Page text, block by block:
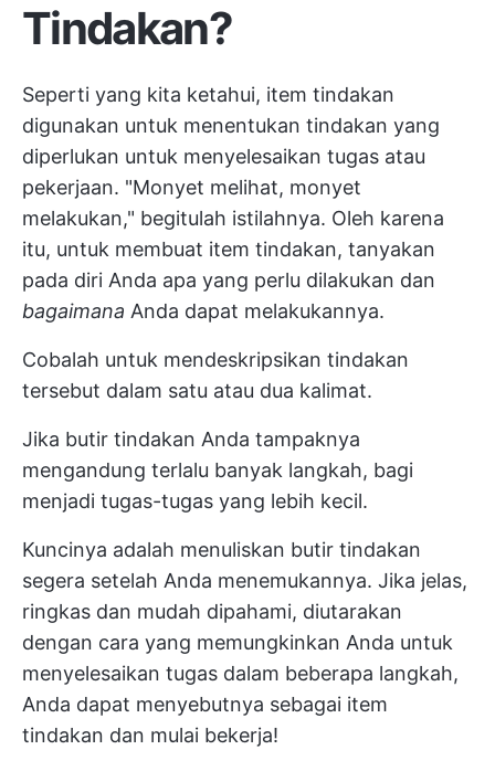
Tindakan?
Seperti yang kita ketahui, item tindakan
digunakan untuk menentukan tindakan yang
diperlukan untuk menyelesaikan tugas atau
pekerjaan. "Monyet melihat, monyet
melakukan," begitulah istilahnya. Oleh karena
itu, untuk membuat item tindakan, tanyakan
pada diri Anda apa yang perlu dilakukan dan
bagaimana Anda dapat melakukannya.
Cobalah untuk mendeskripsikan tindakan
tersebut dalam satu atau dua kalimat.
Jika butir tindakan Anda tampaknya
mengandung terlalu banyak langkah, bagi
menjadi tugas-tugas yang lebih kecil.
Kuncinya adalah menuliskan butir tindakan
segera setelah Anda menemukannya. Jika jelas,
ringkas dan mudah dipahami, diutarakan
dengan cara yang memungkinkan Anda untuk
menyelesaikan tugas dalam beberapa langkah,
Anda dapat menyebutnya sebagai item
tindakan dan mulai bekerja!